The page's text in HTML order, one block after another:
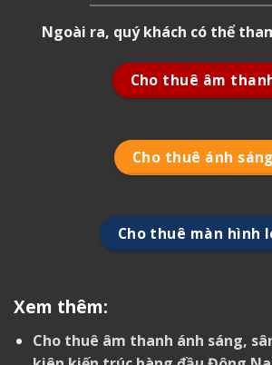
Ngoài ra, quý khách có thể
Cho thuê âm
Cho thuê ánh sáng
Cho thuê màn hình
Xem thêm:
Cho thuê âm thanh ánh sáng,